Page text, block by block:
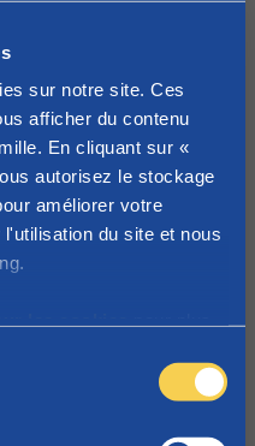
sur notre site. Ces
afficher du contenu
En cliquant sur «
autorisez le stockage
améliorer votre
du site et nous